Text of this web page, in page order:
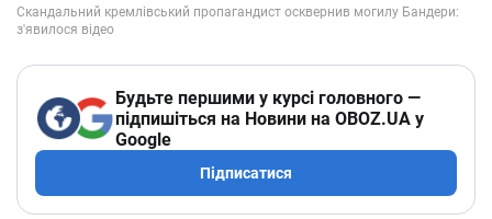
Будьте першими у курсі головного —
підпишіться на Новини на OBOZ.UA у
Google
Підписатися